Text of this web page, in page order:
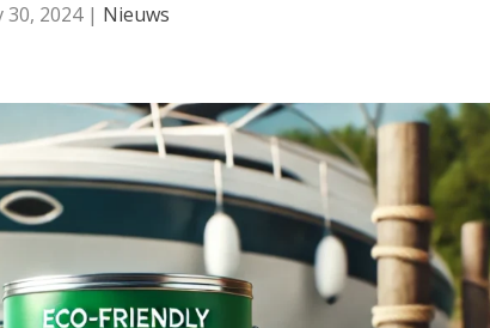
30, 2024| Nieuws